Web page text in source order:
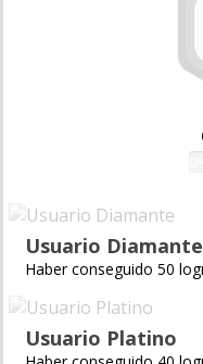
Usuario Diamante
Haber conseguido 50
Usuario Platino